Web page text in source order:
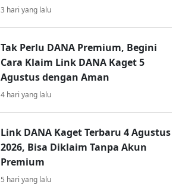
3 hari yang lalu
Tak Perlu DANA Premium, Begini
Cara Klaim Link DANA Kaget 5
Agustus dengan Aman
4 hari yang lalu
Link DANA Kaget Terbaru 4 Agustus
2026, Bisa Diklaim Tanpa Akun
Premium
5 hari yang lalu